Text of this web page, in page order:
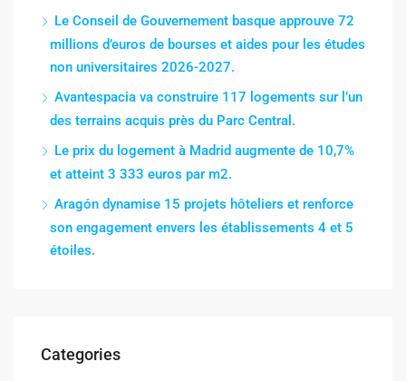
Le Conseil de Gouvernement basque approuve 72
millions d’euros de bourses et aides pour les études
non universitaires 2026-2027.
Avantespacia va construire 117 logements sur l’un
des terrains acquis près du Parc Central.
Le prix du logement à Madrid augmente de 10,7%
et atteint 3 333 euros par m2.
Aragón dynamise 15 projets hôteliers et renforce
son engagement envers les établissements 4 et 5
étoiles.
Categories